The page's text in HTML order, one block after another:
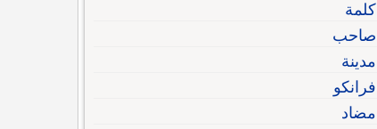
كلمة
صاحب
مدينة
فرانكو
مضاد